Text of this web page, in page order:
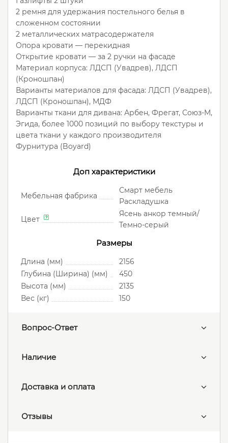
2 ремня для удержания постельного белья в
сложенном состоянии
2 металлических матрасодержателя
Опора кровати — перекидная
Открытие кровати — за 2 ручки на фасаде
Материал корпуса: ЛДСП (Увадрев), ЛДСП
(Кроношпан)
Варианты материалов для фасада: ЛДСП (Увадрев),
ЛДСП (Кроношпан), МДФ
Варианты ткани для дивана: Арбен, Фрегат, Союз-М,
Эгида, более 1000 позиций по выбору текстуры и
цвета ткани у каждого производителя
Фурнитура (Boyard)
Доп характеристики
Мебельная фабрика
Смарт мебель
Раскладушка
Цвет
Ясень анкор темный/
Темно-серый
Размеры
Длина (мм)
2156
Глубина (Ширина) (мм)
450
Высота (мм)
2135
Вес (кг)
150
Вопрос-Ответ
Наличие
Доставка и оплата
Отзывы